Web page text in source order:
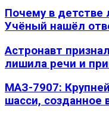
Почему в детстве
Учёный нашёл
Астронавт
лишила речи и
МАЗ-7907:
шасси, созданное